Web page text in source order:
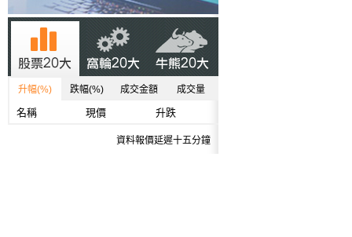
升幅(%) 跌幅(%) 成交金額 成交量
名稱 現價 升跌
資料報價延遲十五分鐘